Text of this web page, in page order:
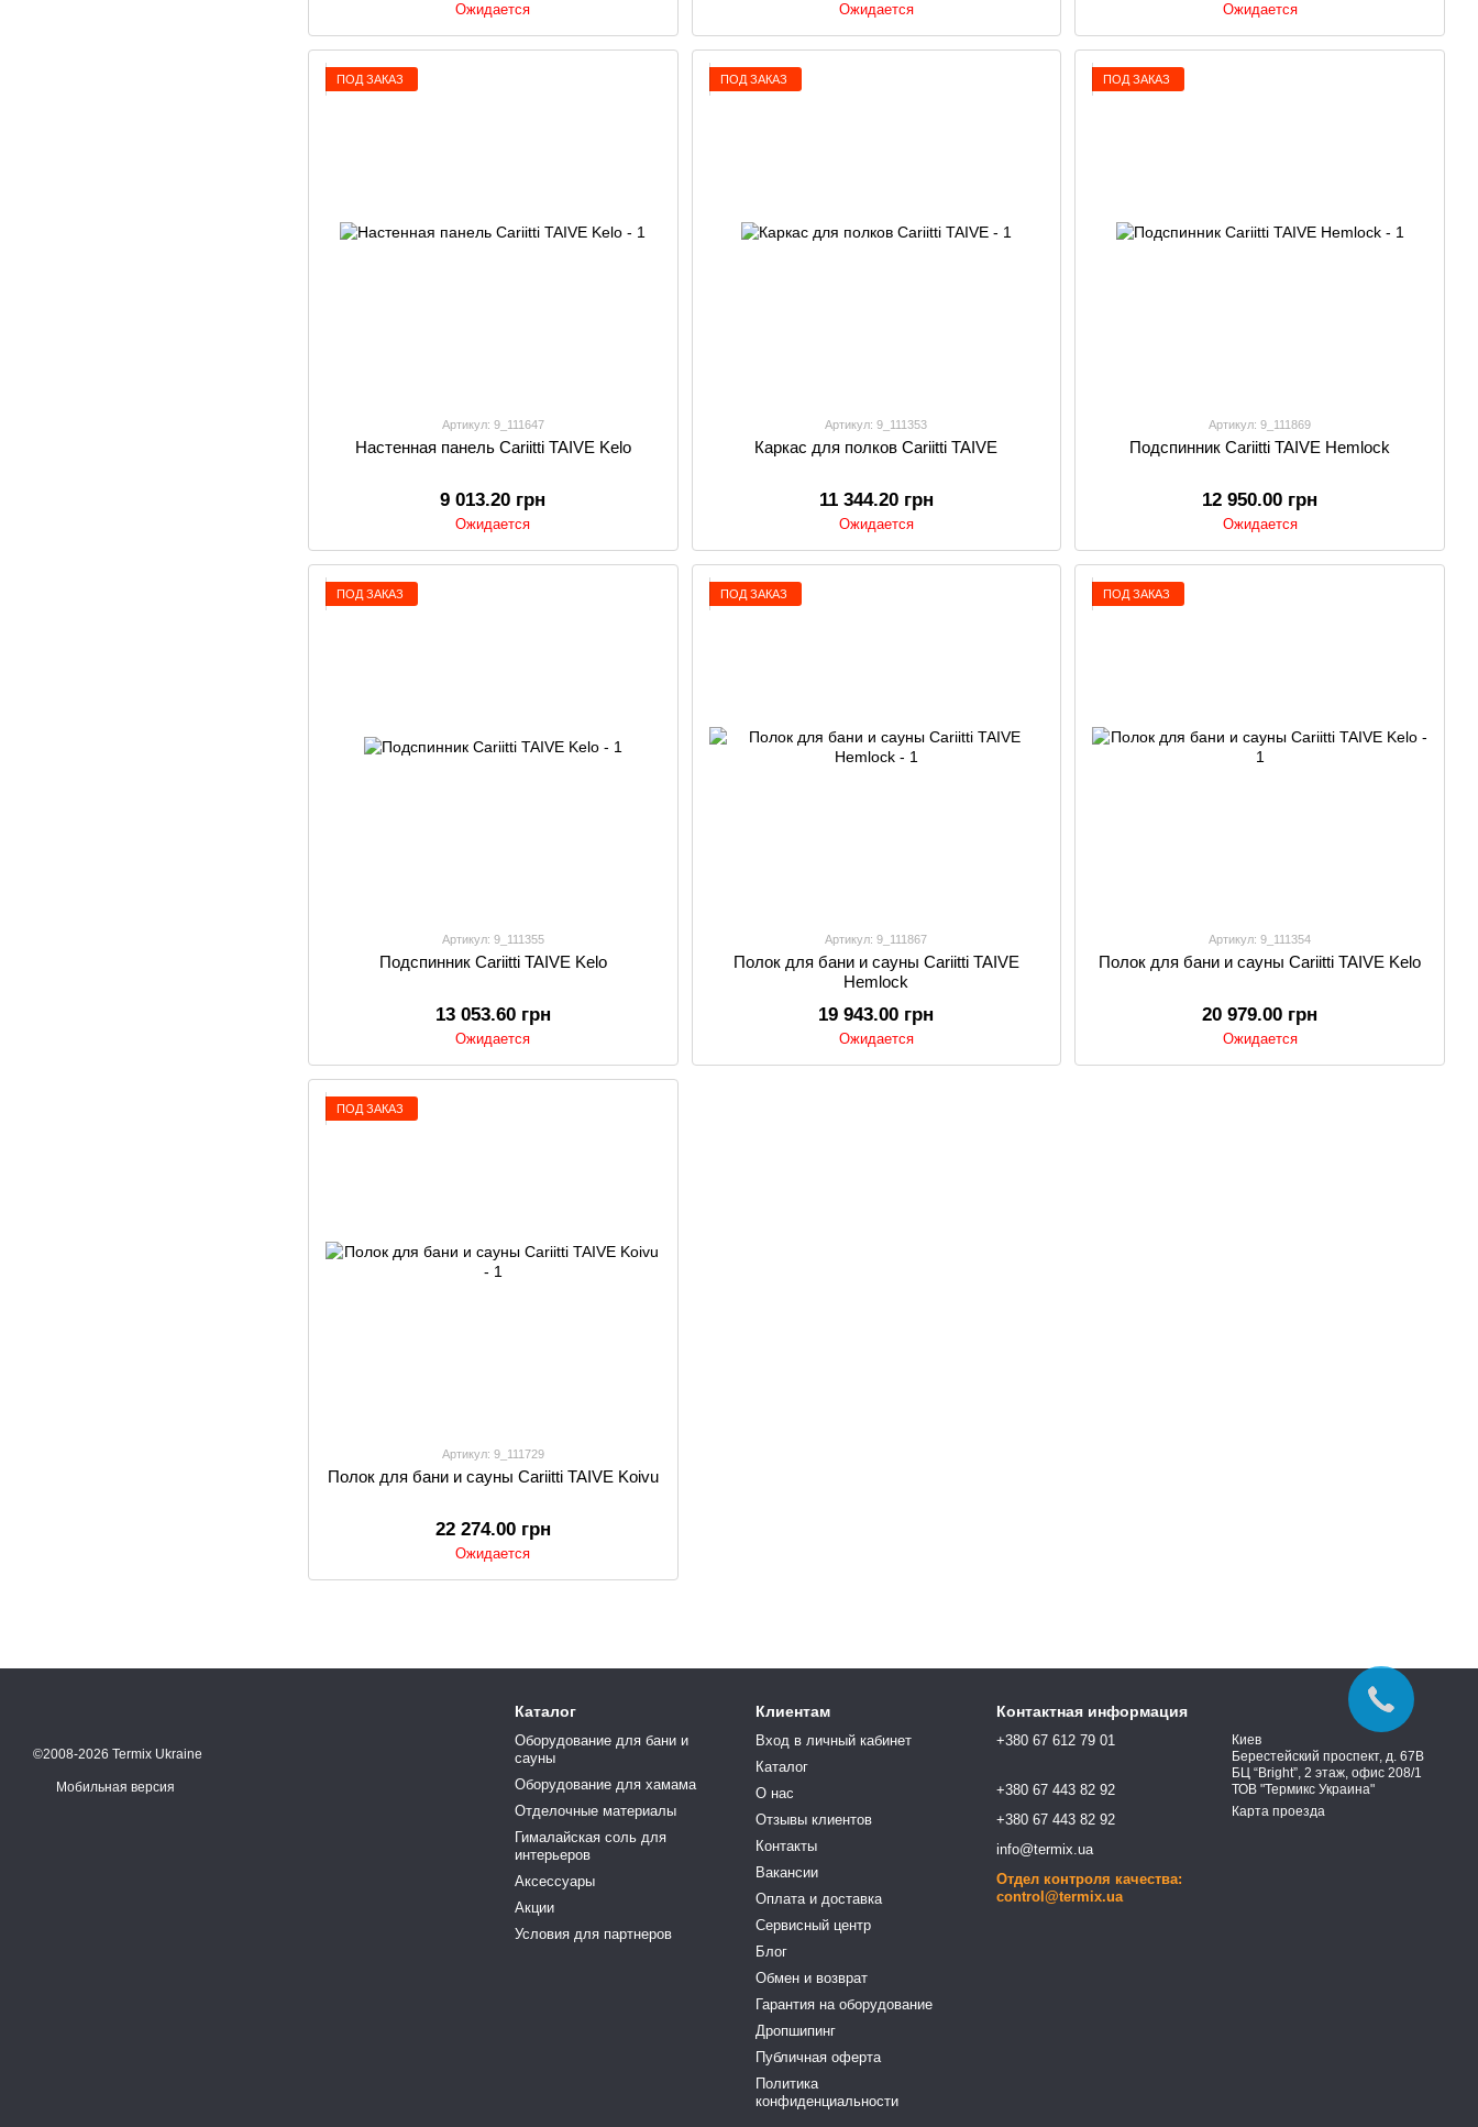
Ожидается Ожидается Ожидается
ПОД ЗАКАЗ
Артикул: 9_111647
Настенная панель Cariitti TAIVE Kelo
9 013.20 грн
Ожидается
ПОД ЗАКАЗ
Артикул: 9_111353
Каркас для полков Cariitti TAIVE
11 344.20 грн
Ожидается
ПОД ЗАКАЗ
Артикул: 9_111869
Подспинник Cariitti TAIVE Hemlock
12 950.00 грн
Ожидается
ПОД ЗАКАЗ
Артикул: 9_111355
Подспинник Cariitti TAIVE Kelo
13 053.60 грн
Ожидается
ПОД ЗАКАЗ
Артикул: 9_111867
Полок для бани и сауны Cariitti TAIVE
Hemlock
19 943.00 грн
Ожидается
ПОД ЗАКАЗ
Артикул: 9_111354
Полок для бани и сауны Cariitti TAIVE Kelo
20 979.00 грн
Ожидается
ПОД ЗАКАЗ
Артикул: 9_111729
Полок для бани и сауны Cariitti TAIVE Koivu
22 274.00 грн
Ожидается
©2008-2026 Termix Ukraine
Мобильная версия
Каталог
Оборудование для бани и
сауны
Оборудование для хамама
Отделочные материалы
Гималайская соль для
интерьеров
Аксессуары
Акции
Условия для партнеров
Клиентам
Вход в личный кабинет
Каталог
О нас
Отзывы клиентов
Контакты
Вакансии
Оплата и доставка
Сервисный центр
Блог
Обмен и возврат
Гарантия на оборудование
Дропшипинг
Публичная оферта
Политика
конфиденциальности
Контактная информация
+380 67 612 79 01
+380 67 443 82 92
+380 67 443 82 92
info@termix.ua
Отдел контроля качества:
control@termix.ua
Киев
Берестейский проспект, д. 67В
БЦ “Bright”, 2 этаж, офис 208/1
ТОВ "Термикс Украина"
Карта проезда